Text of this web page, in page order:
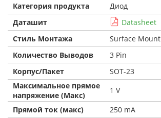
Категория продукта
Диод
Даташит
Datasheet
Стиль Монтажа
Surface Mount
Количество Выводов
3 Pin
Корпус/Пакет
SOT-23
Максимальное прямое
напряжение (Макс)
1 V
Прямой ток (макс)
250 mA